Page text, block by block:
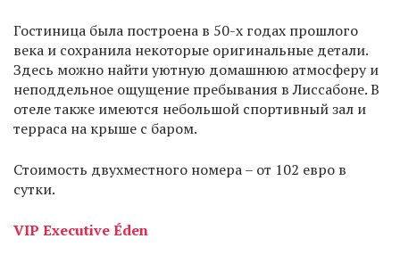
Гостиница была построена в 50-х годах прошлого
века и сохранила некоторые оригинальные детали.
Здесь можно найти уютную домашнюю атмосферу и
неподдельное ощущение пребывания в Лиссабоне. В
отеле также имеются небольшой спортивный зал и
терраса на крыше с баром.
Стоимость двухместного номера – от 102 евро в
сутки.
VIP Executive Éden